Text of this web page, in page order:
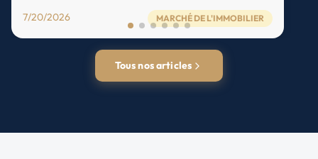
7/20/2026 MARCHÉ DE L'IMMOBILIER
Tous nos articles